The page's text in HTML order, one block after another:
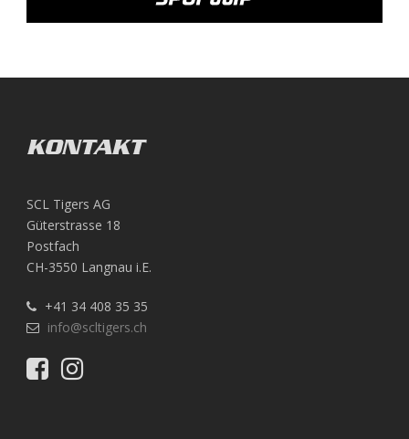
KONTAKT
SCL Tigers AG
Güterstrasse 18
Postfach
CH-3550 Langnau i.E.
+41 34 408 35 35
info@scltigers.ch